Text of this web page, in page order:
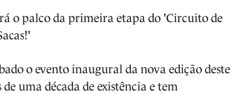
o palco da primeira etapa do 'Circuito de
o evento inaugural da nova edição deste
uma década de existência e tem